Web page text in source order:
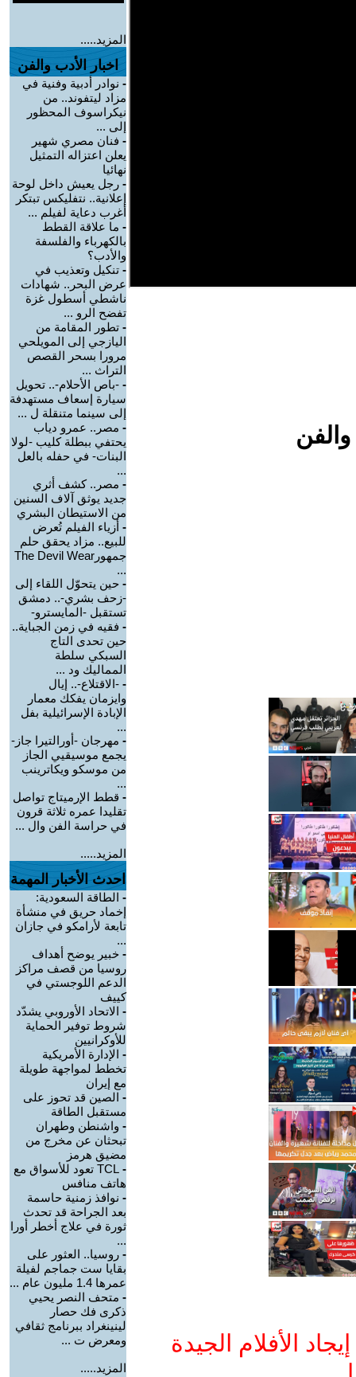
الأفلام الجيدة
المزيد.....
اخبار الأدب والفن
- نوادر أدبية وفنية في
مزاد ليتفوند.. من
نيكراسوف المحظور
إلى ...
- فنان مصري شهير
يعلن اعتزاله التمثيل
نهائيا
- رجل يعيش داخل لوحة
إعلانية.. نتفليكس تبتكر
أغرب دعاية لفيلم ...
- ما علاقة القطط
بالكهرباء والفلسفة
والأدب؟
- تنكيل وتعذيب في
عرض البحر.. شهادات
ناشطي أسطول غزة
تفضح الرو ...
- تطور المقامة من
اليازجي إلى المويلحي
مرورا بسحر القصص
التراث ...
- -باص الأحلام-.. تحويل
سيارة إسعاف مستهدفة
إلى سينما متنقلة ل ...
- مصر.. عمرو دياب
يحتفي ببطلة كليب -لولا
البنات- في حفله بالعل
...
- مصر.. كشف أثري
جديد يوثق آلاف السنين
من الاستيطان البشري
- أزياء الفيلم تُعرض
للبيع.. مزاد يحقق حلم
جمهورThe Devil Wear
...
- حين يتحوّل اللقاء إلى
-زحف بشري-.. دمشق
تستقبل -المايسترو-
- فقيه في زمن الجباية..
حين تحدى التاج
السبكي سلطة
المماليك ود ...
- -الاقتلاع-.. إيال
وايزمان يفكك معمار
الإبادة الإسرائيلية بفل
...
- مهرجان -أورالتيرا جاز-
يجمع موسيقيي الجاز
من موسكو ويكاترينب
...
- قطط الإرميتاج تواصل
تقليدا عمره ثلاثة قرون
في حراسة الفن وال ...
المزيد.....
احدث الأخبار المهمة
- الطاقة السعودية:
إخماد حريق في منشأة
تابعة لأرامكو في جازان
...
- خبير يوضح أهداف
روسيا من قصف مراكز
الدعم اللوجستي في
كييف
- الاتحاد الأوروبي يشدّد
شروط توفير الحماية
للأوكرانيين
- الإدارة الأمريكية
تخطط لمواجهة طويلة
مع إيران
- الصين قد تحوز على
مستقبل الطاقة
- واشنطن وطهران
تبحثان عن مخرج من
مضيق هرمز
-
TCL تعود للأسواق مع
هاتف منافس
- نوافذ زمنية حاسمة
بعد الجراحة قد تحدث
ثورة في علاج أخطر أورا
...
- روسيا.. العثور على
بقايا ست جماجم لفيلة
عمرها 1.4 مليون عام ...
- متحف النصر يحيي
ذكرى فك حصار
لينينغراد ببرنامج ثقافي
ومعرض ت ...
المزيد.....